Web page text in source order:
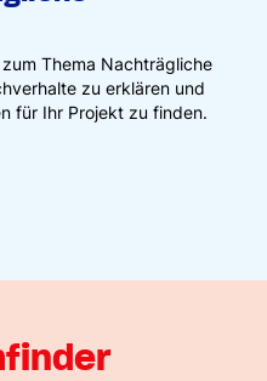
Thema Nachträgliche
zu erklären und
für Ihr Projekt zu finden.